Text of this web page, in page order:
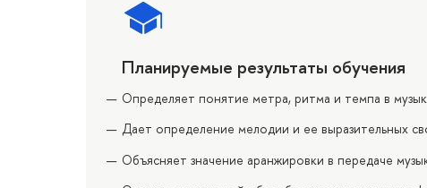
Планируемые результаты обучения
Определяет понятие метра, ритма и темпа в
Дает определение мелодии и ее выразительных
Объясняет значение аранжировки в передаче